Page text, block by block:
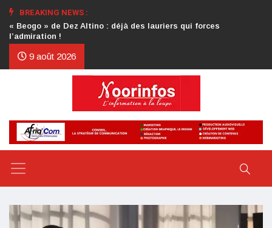
BREAKING NEWS :
Crise au CDP : l’authentification de la lettre du président
d’honneur toujours attendue
9 août 2026